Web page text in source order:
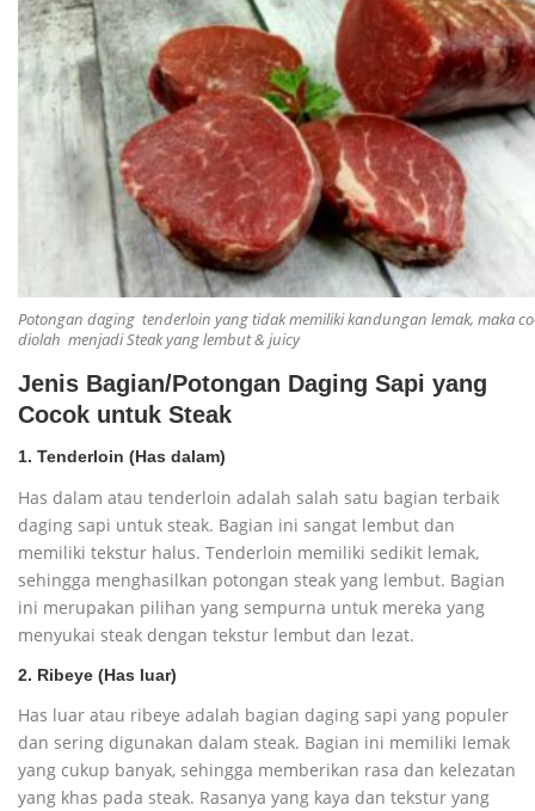
Potongan daging tenderloin yang tidak memiliki kandungan lemak, maka
diolah menjadi Steak yang lembut & juicy
Jenis Bagian/Potongan Daging Sapi yang
Cocok untuk Steak
1. Tenderloin (Has dalam)
Has dalam atau tenderloin adalah salah satu bagian terbaik
daging sapi untuk steak. Bagian ini sangat lembut dan
memiliki tekstur halus. Tenderloin memiliki sedikit lemak,
sehingga menghasilkan potongan steak yang lembut. Bagian
ini merupakan pilihan yang sempurna untuk mereka yang
menyukai steak dengan tekstur lembut dan lezat.
2. Ribeye (Has luar)
Has luar atau ribeye adalah bagian daging sapi yang populer
dan sering digunakan dalam steak. Bagian ini memiliki lemak
yang cukup banyak, sehingga memberikan rasa dan kelezatan
yang khas pada steak. Rasanya yang kaya dan tekstur yang